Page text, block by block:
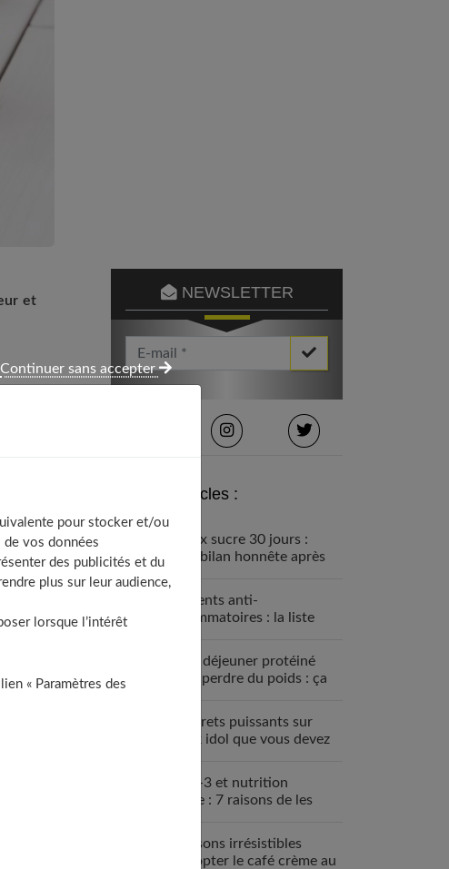
et
NEWSLETTER
Votre Email *
Derniers articles :
Détox sucre 30 jours :
mon bilan honnête après
Aliments anti-
inflammatoires : la liste
Petit déjeuner protéiné
pour perdre du poids : ça
7 secrets puissants sur
black idol que vous devez
Oméga-3 et nutrition
sportive : 7 raisons de les
7 raisons irrésistibles
d’adopter le café crème au
pour stocker et/ou
vos données
des publicités et du
plus sur leur audience,
lorsque l’intérêt
« Paramètres des
Continuer sans accepter